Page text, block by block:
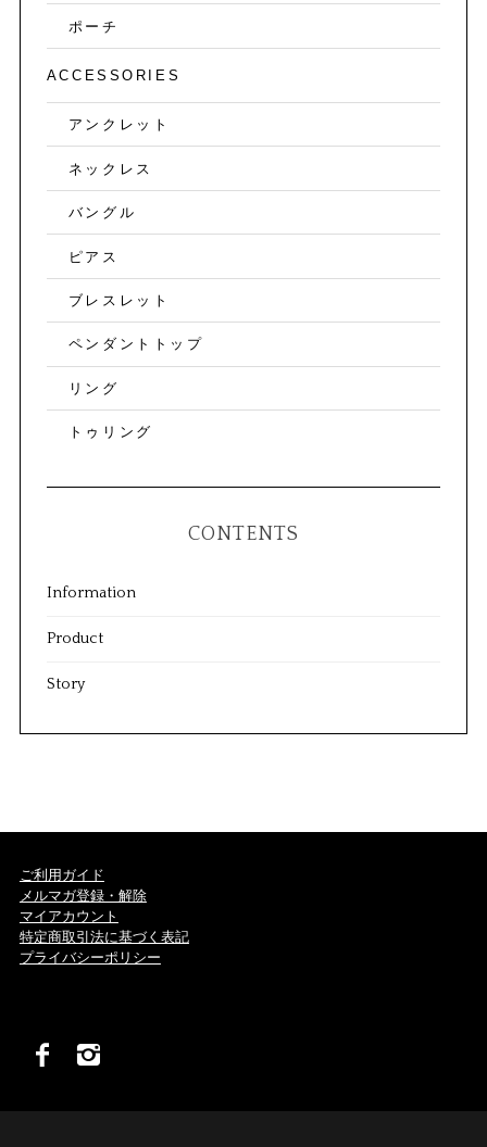
ポーチ
ACCESSORIES
アンクレット
ネックレス
バングル
ピアス
ブレスレット
ペンダントトップ
リング
トゥリング
CONTENTS
Information
Product
Story
ご利用ガイド
メルマガ登録・解除
マイアカウント
特定商取引法に基づく表記
プライバシーポリシー